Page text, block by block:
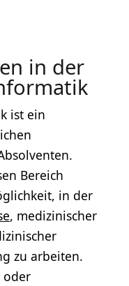
in der
ist ein
Bereich
in der
, medizinischer
zu arbeiten.
oder